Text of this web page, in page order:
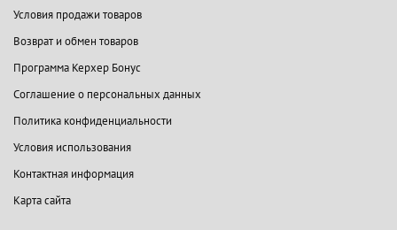
Условия продажи товаров
Возврат и обмен товаров
Программа Керхер Бонус
Соглашение о персональных данных
Политика конфиденциальности
Условия использования
Контактная информация
Карта сайта